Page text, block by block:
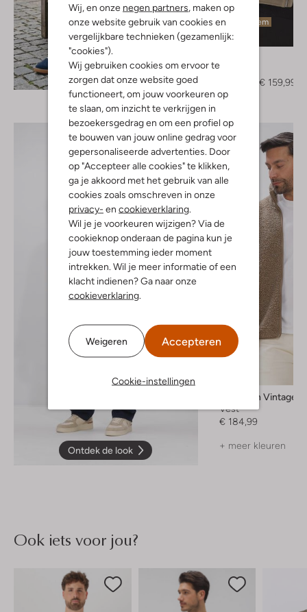
Wij, en onze negen partners, maken op
onze website gebruik van cookies en
vergelijkbare technieken (gezamenlijk:
"cookies").
Wij gebruiken cookies om ervoor te
zorgen dat onze website goed
functioneert, om jouw voorkeuren op
te slaan, om inzicht te verkrijgen in
bezoekersgedrag en om een profiel op
te bouwen van jouw online gedrag voor
gepersonaliseerde advertenties. Door
op "Accepteer alle cookies" te klikken,
ga je akkoord met het gebruik van alle
cookies zoals omschreven in onze
privacy- en cookieverklaring.
Wil je je voorkeuren wijzigen? Via de
cookieknop onderaan de pagina kun je
jouw toestemming ieder moment
intrekken. Wil je meer informatie of een
klacht indienen? Ga naar onze
cookieverklaring.
Weigeren Accepteren
Cookie-instellingen
Ontdek de look
Laatste item
-50%
Jack
€ 159,99
Ontdek de look
American Vintage
Vest
€ 184,99
+ meer kleuren
Ook iets voor jou?